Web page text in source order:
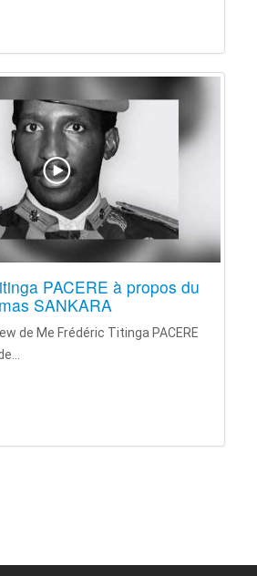
PACERE à propos du
SANKARA
de Me Frédéric Titinga PACERE